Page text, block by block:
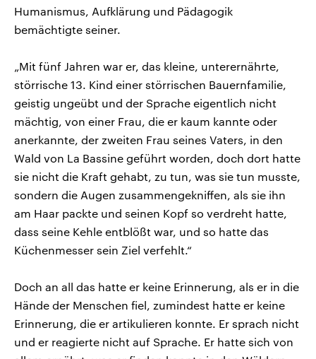
Humanismus, Aufklärung und Pädagogik
bemächtigte seiner.
„Mit fünf Jahren war er, das kleine, unterernährte,
störrische 13. Kind einer störrischen Bauernfamilie,
geistig ungeübt und der Sprache eigentlich nicht
mächtig, von einer Frau, die er kaum kannte oder
anerkannte, der zweiten Frau seines Vaters, in den
Wald von La Bassine geführt worden, doch dort hatte
sie nicht die Kraft gehabt, zu tun, was sie tun musste,
sondern die Augen zusammengekniffen, als sie ihn
am Haar packte und seinen Kopf so verdreht hatte,
dass seine Kehle entblößt war, und so hatte das
Küchenmesser sein Ziel verfehlt.“
Doch an all das hatte er keine Erinnerung, als er in die
Hände der Menschen fiel, zumindest hatte er keine
Erinnerung, die er artikulieren konnte. Er sprach nicht
und er reagierte nicht auf Sprache. Er hatte sich von